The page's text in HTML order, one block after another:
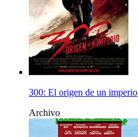
300: El origen de un imperio
Archivo